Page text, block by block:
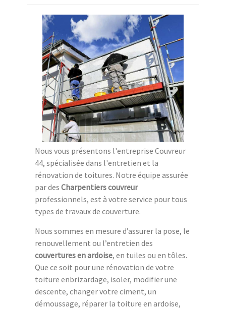
Nous vous présentons l'entreprise Couvreur
44, spécialisée dans l'entretien et la
rénovation de toitures. Notre équipe assurée
par des Charpentiers couvreur
professionnels, est à votre service pour tous
types de travaux de couverture.
Nous sommes en mesure d’assurer la pose, le
renouvellement ou l’entretien des
couvertures en ardoise, en tuiles ou en tôles.
Que ce soit pour une rénovation de votre
toiture enbrizardage, isoler, modifier une
descente, changer votre ciment, un
démoussage, réparer la toiture en ardoise,